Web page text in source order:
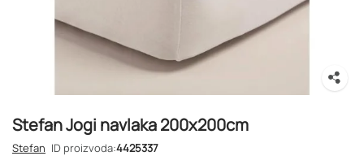
Stefan Jogi navlaka 200x200cm
Stefan ID proizvoda:4425337